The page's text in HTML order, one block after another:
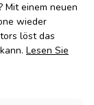
Mit einem neuen
wieder
löst das
Lesen Sie